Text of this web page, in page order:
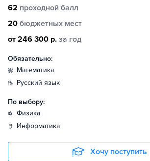
62 проходной балл
20 бюджетных мест
от 246 300 р. за год
Обязательно:
математика
русский язык
По выбору:
физика
информатика
Хочу поступить